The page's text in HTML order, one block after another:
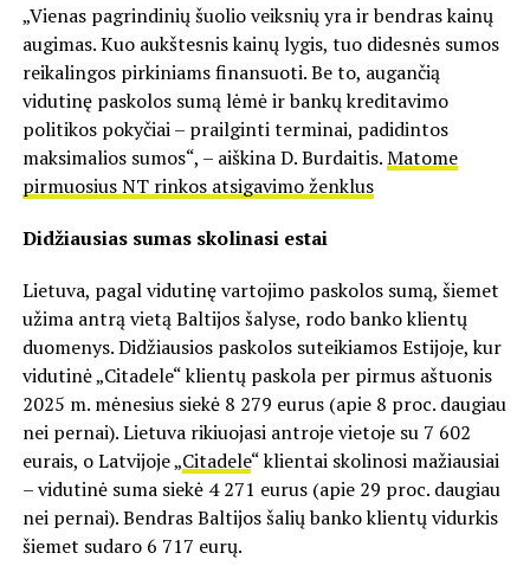
„Vienas pagrindinių šuolio veiksnių yra ir bendras kainų
augimas. Kuo aukštesnis kainų lygis, tuo didesnės sumos
reikalingos pirkiniams finansuoti. Be to, augančią
vidutinę paskolos sumą lėmė ir bankų kreditavimo
politikos pokyčiai – prailginti terminai, padidintos
maksimalios sumos“, – aiškina D. Burdaitis.Matome
pirmuosius NT rinkos atsigavimo ženklus
Didžiausias sumas skolinasi estai
Lietuva, pagal vidutinę vartojimo paskolos sumą, šiemet
užima antrą vietą Baltijos šalyse, rodo banko klientų
duomenys. Didžiausios paskolos suteikiamos Estijoje, kur
vidutinė „Citadele“ klientų paskola per pirmus aštuonis
2025 m. mėnesius siekė 8 279 eurus (apie 8 proc. daugiau
nei pernai). Lietuva rikiuojasi antroje vietoje su 7 602
eurais, o Latvijoje „Citadele“ klientai skolinosi mažiausiai
– vidutinė suma siekė 4 271 eurus (apie 29 proc. daugiau
nei pernai). Bendras Baltijos šalių banko klientų vidurkis
šiemet sudaro 6 717 eurų.